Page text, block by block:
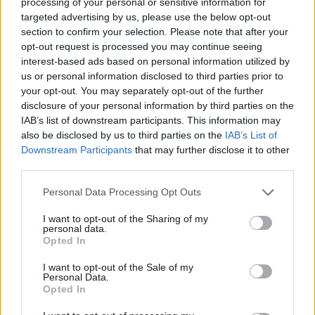
targeted advertising by us, please use the below opt-out
section to confirm your selection. Please note that after your
opt-out request is processed you may continue seeing
interest-based ads based on personal information utilized by
us or personal information disclosed to third parties prior to
your opt-out. You may separately opt-out of the further
disclosure of your personal information by third parties on the
IAB’s list of downstream participants. This information may
also be disclosed by us to third parties on the IAB’s List of
Downstream Participants that may further disclose it to other
Personal Data Processing Opt Outs
I want to opt-out of the Sharing of my
personal data.
Opted In
I want to opt-out of the Sale of my
Personal Data.
Opted In
ΔΕΙΤΕ ΕΠΙΣΗΣ
ΣΤΗΝ ΙΔΙΑ ΚΑΤΗΓΟΡΙΑ
Ατύχημα για τον Ιβάν Σβιτάιλο
στην Κέρκυρα: «Θα σηκωθώ πιο
δυνατός»
στο Instagram μια φωτογραφία από
θάρρους
Φοβερή ιστορία στον ΟΦΗ:
Ένας κάτοχος εισιτηρίου
ΧΤΕΣ